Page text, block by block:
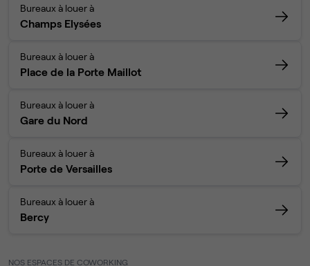
Bureaux à louer à
Champs Elysées
Bureaux à louer à
Place de la Porte Maillot
Bureaux à louer à
Gare du Nord
Bureaux à louer à
Porte de Versailles
Bureaux à louer à
Bercy
NOS ESPACES DE COWORKING